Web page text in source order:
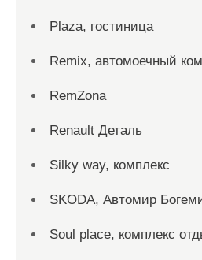
Plaza, гостиница
Remix, автомоечный
RemZona
Renault Деталь
Silky way, комплекс
SKODA, Автомир
Soul place, комплекс